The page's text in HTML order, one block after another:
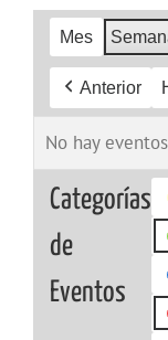
Mes
Anterior
No hay
Categorías
de
Eventos